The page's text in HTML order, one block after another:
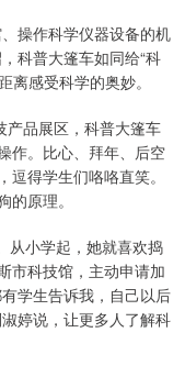
操作科学仪器设备的机
科普大篷车如同给“科
离感受科学的奥妙。
产品展区，科普大篷车
作。比心、拜年、后空
得学生们咯咯直笑。
原理。
从小学起，她就喜欢捣
市科技馆，主动申请加
学生告诉我，自己以后
婷说，让更多人了解科